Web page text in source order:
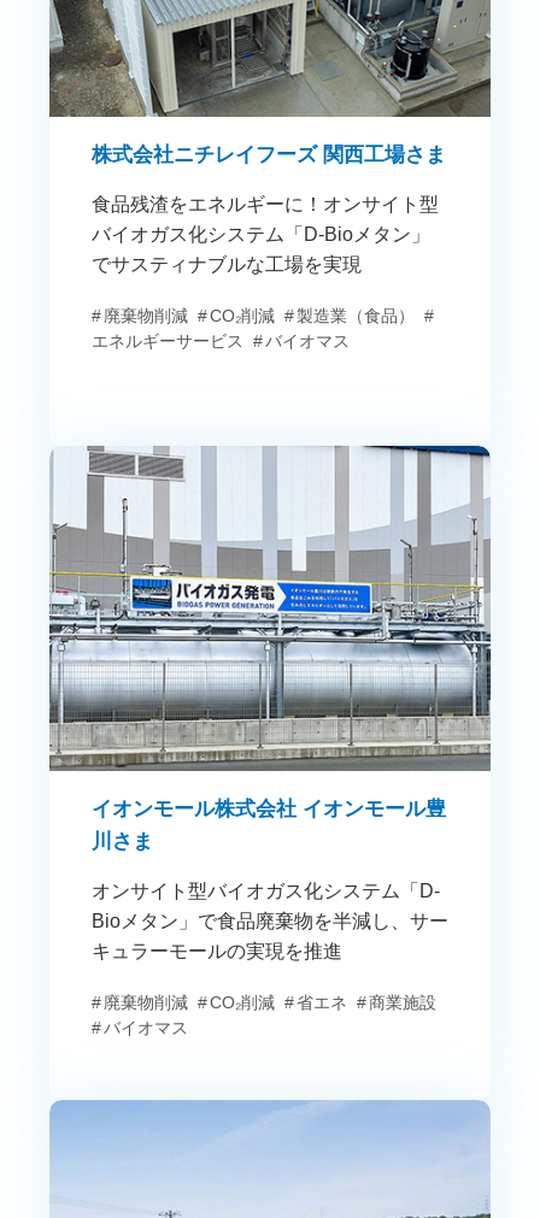
株式会社ニチレイフーズ 関西工場さま
食品残渣をエネルギーに！オンサイト型
バイオガス化システム「D-Bioメタン」
でサスティナブルな工場を実現
廃棄物削減 CO₂削減
製造業（食品）
エネルギーサービス
バイオマス
イオンモール株式会社 イオンモール豊
川さま
オンサイト型バイオガス化システム「D-
Bioメタン」で食品廃棄物を半減し、サー
キュラーモールの実現を推進
廃棄物削減 CO₂削減 省エネ
商業施設
バイオマス